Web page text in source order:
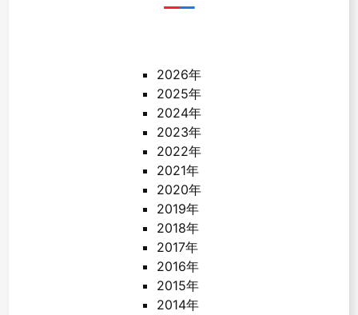
2026年
2025年
2024年
2023年
2022年
2021年
2020年
2019年
2018年
2017年
2016年
2015年
2014年